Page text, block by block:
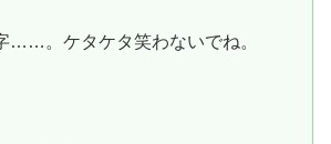
……。ケタケタ笑わないでね。